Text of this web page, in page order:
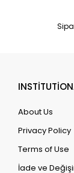
About Us
Privacy Policy
Terms of Use
İade ve